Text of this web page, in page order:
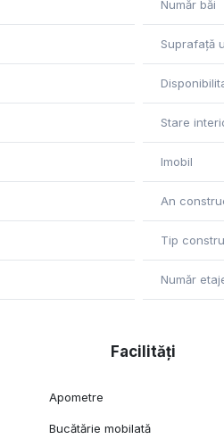
Număr băi
Suprafață
Stare
Imobil
An
Tip
Număr
Facilități
Apometre
Bucătărie mobilată